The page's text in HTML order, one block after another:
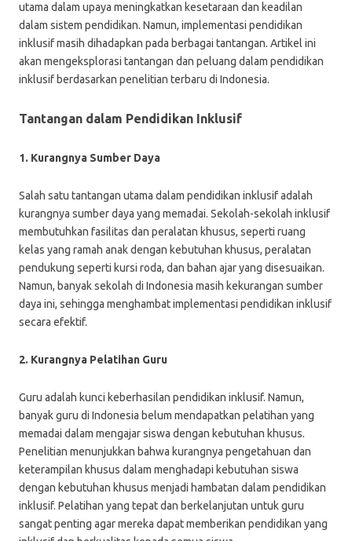
utama dalam upaya meningkatkan kesetaraan dan keadilan
dalam sistem pendidikan. Namun, implementasi pendidikan
inklusif masih dihadapkan pada berbagai tantangan. Artikel ini
akan mengeksplorasi tantangan dan peluang dalam pendidikan
inklusif berdasarkan penelitian terbaru di Indonesia.
Tantangan dalam Pendidikan Inklusif
1. Kurangnya Sumber Daya
Salah satu tantangan utama dalam pendidikan inklusif adalah
kurangnya sumber daya yang memadai. Sekolah-sekolah inklusif
membutuhkan fasilitas dan peralatan khusus, seperti ruang
kelas yang ramah anak dengan kebutuhan khusus, peralatan
pendukung seperti kursi roda, dan bahan ajar yang disesuaikan.
Namun, banyak sekolah di Indonesia masih kekurangan sumber
daya ini, sehingga menghambat implementasi pendidikan inklusif
secara efektif.
2. Kurangnya Pelatihan Guru
Guru adalah kunci keberhasilan pendidikan inklusif. Namun,
banyak guru di Indonesia belum mendapatkan pelatihan yang
memadai dalam mengajar siswa dengan kebutuhan khusus.
Penelitian menunjukkan bahwa kurangnya pengetahuan dan
keterampilan khusus dalam menghadapi kebutuhan siswa
dengan kebutuhan khusus menjadi hambatan dalam pendidikan
inklusif. Pelatihan yang tepat dan berkelanjutan untuk guru
sangat penting agar mereka dapat memberikan pendidikan yang